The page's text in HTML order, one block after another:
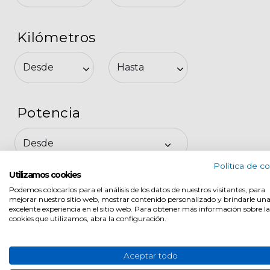
Kilómetros
Potencia
Combustible
Eléctrico
Híbrido (Gasolina)
Híbrido enchufable
Política de
Utilizamos cookies
Podemos colocarlos para el análisis de los datos de nuestros visitantes, para
mejorar nuestro sitio web, mostrar contenido personalizado y brindarle una
excelente experiencia en el sitio web. Para obtener más información sobre
cookies que utilizamos, abra la configuración.
Aceptar todo